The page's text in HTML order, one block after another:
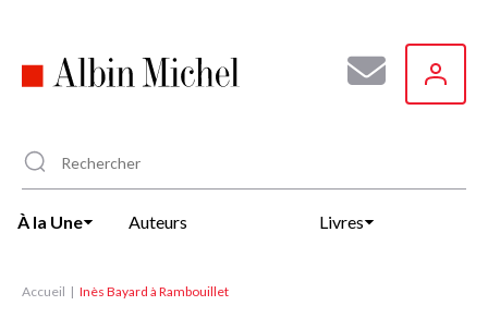
principal
À la Une Auteurs Livres
Accueil Inès Bayard à Rambouillet